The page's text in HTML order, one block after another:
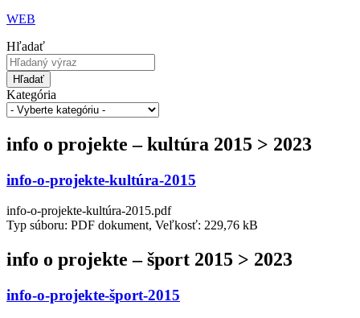
WEB
Hľadať
Hľadať
Kategória
info o projekte – kultúra 2015 > 2023
info-o-projekte-kultúra-2015
info-o-projekte-kultúra-2015.pdf
Typ súboru: PDF dokument, Veľkosť: 229,76 kB
info o projekte – šport 2015 > 2023
info-o-projekte-šport-2015